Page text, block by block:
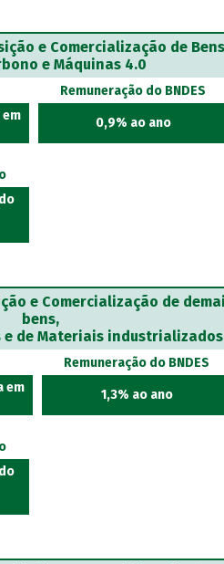
e Comercialização de Bens
e Máquinas 4.0
em
Remuneração do BNDES
0,9% ao ano
e Comercialização de
bens,
e de Materiais industrializados
em
Remuneração do BNDES
1,3% ao ano